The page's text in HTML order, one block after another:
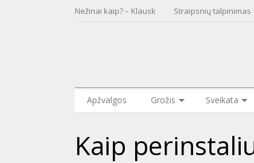
Nežinai kaip? – Klausk Straipsnių talpinimas
Apžvalgos Grožis Sveikata
Kaip